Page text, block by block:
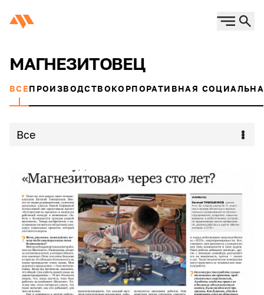
МАГНЕЗИТОВЕЦ
ВСЕПРОИЗВОДСТВОКОРПОРАТИВНАЯ
Все